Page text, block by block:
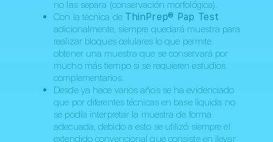
no las separa (conservación morfológica).
Con la técnica de ThinPrep® Pap Test
adicionalmente, siempre quedará muestra para
realizar bloques celulares lo que permite
obtener una muestra que se conservará por
mucho más tiempo si se requieren estudios
complementarios.
Desde ya hace varios años se ha evidenciado
que por diferentes técnicas en base líquida no
se podía interpretar la muestra de forma
adecuada, debido a esto se utilizó siempre el
extendido convencional que consiste en llevar